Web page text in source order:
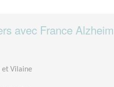
avec France
et Vilaine